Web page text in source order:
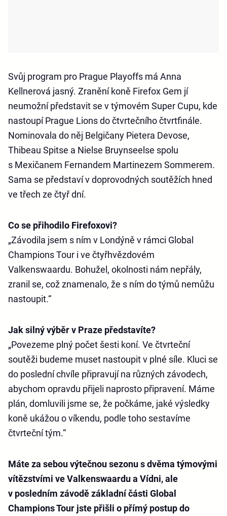
Svůj program pro Prague Playoffs má Anna
Kellnerová jasný. Zranění koně Firefox Gem jí
neumožní představit se v týmovém Super Cupu, kde
nastoupí Prague Lions do čtvrtečního čtvrtfinále.
Nominovala do něj Belgičany Pietera Devose,
Thibeau Spitse a Nielse Bruynseelse spolu
s Mexičanem Fernandem Martinezem Sommerem.
Sama se představí v doprovodných soutěžích hned
ve třech ze čtyř dní.
Co se přihodilo Firefoxovi?
„Závodila jsem s ním v Londýně v rámci Global
Champions Tour i ve čtyřhvězdovém
Valkenswaardu. Bohužel, okolnosti nám nepřály,
zranil se, což znamenalo, že s ním do týmů nemůžu
nastoupit.“
Jak silný výběr v Praze představíte?
„Povezeme plný počet šesti koní. Ve čtvrteční
soutěži budeme muset nastoupit v plné síle. Kluci se
do poslední chvíle připravují na různých závodech,
abychom opravdu přijeli naprosto připravení. Máme
plán, domluvili jsme se, že počkáme, jaké výsledky
koně ukážou o víkendu, podle toho sestavíme
čtvrteční tým.“
Máte za sebou výtečnou sezonu s dvěma týmovými
vítězstvími ve Valkenswaardu a Vídni, ale
v posledním závodě základní části Global
Champions Tour jste přišli o přímý postup do